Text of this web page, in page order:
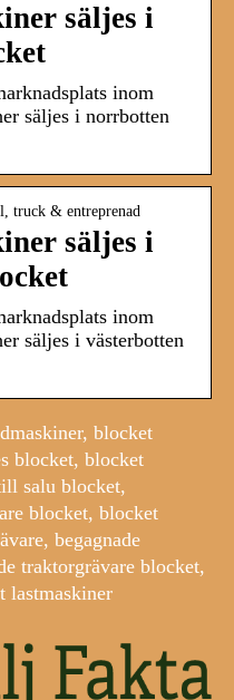
säljes i
inom
säljes i norrbotten
truck & entreprenad
säljes i
inom
säljes i västerbotten
blocket
blocket, blocket
salu blocket,
blocket, blocket
begagnade
traktorgrävare blocket,
lastmaskiner